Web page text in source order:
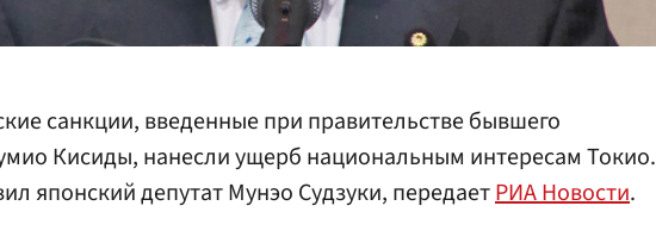
санкции, введенные при правительстве бывшего
Кисиды, нанесли ущерб национальным интересам Токио.
японский депутат Мунэо Судзуки, передаетРИА Новости.